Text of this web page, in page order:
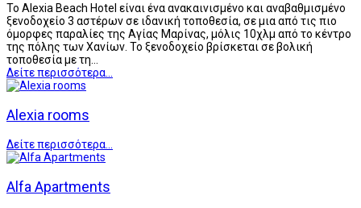
To Alexia Beach Hotel είναι ένα ανακαινισμένο και αναβαθμισμένο
ξενοδοχείο 3 αστέρων σε ιδανική τοποθεσία, σε μια από τις πιο
όμορφες παραλίες της Αγίας Μαρίνας, μόλις 10χλμ από το κέντρο
της πόλης των Χανίων. Το ξενοδοχείο βρίσκεται σε βολική
τοποθεσία με τη…
Δείτε περισσότερα...
Alexia rooms
Δείτε περισσότερα...
Alfa Apartments